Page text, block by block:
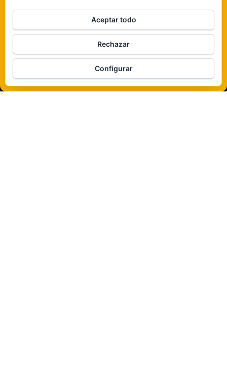
De ninguna manera
Veámos que hay aquí
Política de cookies
Funciona gracias aWordPress |Tema:Envo Magazine
Aceptar todo
Rechazar
Configurar